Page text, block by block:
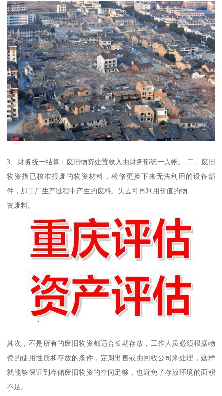
3、财务统一结算：废旧物资处置收入由财务部统一入帐。 二、废旧
物资指已核准报废的物资材料，检修更换下来无法利用的设备部
件，加工厂生产过程中产生的废料。失去可再利用价值的物
资废料。
其次，不是所有的废旧物资都适合长期存放，工作人员必须根据物
资的使用性质和存放的条件，定期出售或由回收公司来处理，这样
就能够保证到存储废旧物资的空间足够，也避免了存放环境的面积
不足。